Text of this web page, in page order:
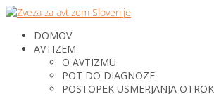
DOMOV
AVTIZEM
O AVTIZMU
POT DO DIAGNOZE
POSTOPEK USMERJANJA OTROK